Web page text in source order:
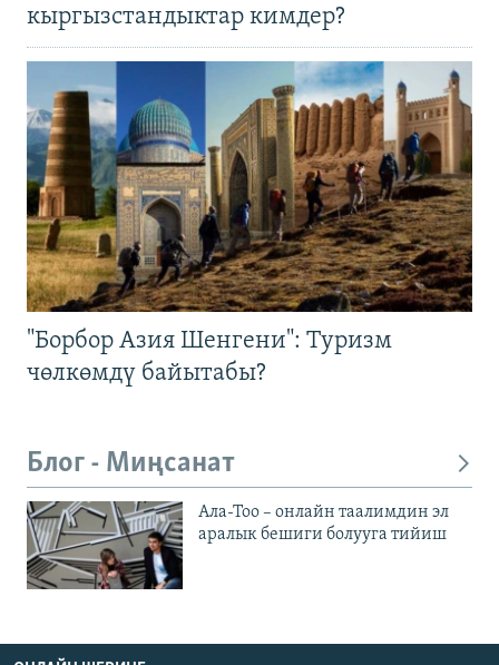
кыргызстандыктар кимдер?
"Борбор Азия Шенгени": Туризм
чөлкөмдү байытабы?
Блог - Миңсанат
Ала-Тоо – онлайн таалимдин эл
аралык бешиги болууга тийиш